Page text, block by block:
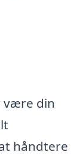
være din
håndtere